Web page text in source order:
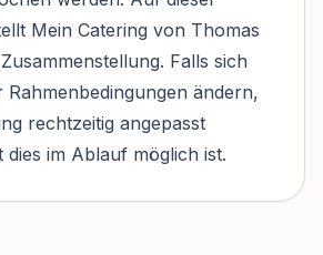
Mein Catering von Thomas
Falls sich
Rahmenbedingungen ändern,
rechtzeitig angepasst
dies im Ablauf möglich ist.